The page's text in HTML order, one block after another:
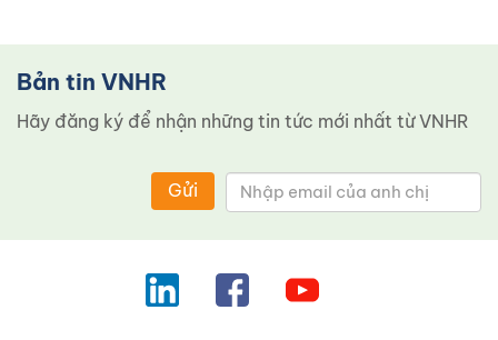
Bản tin VNHR
Hãy đăng ký để nhận những tin tức mới nhất từ ​​VNHR
Gửi